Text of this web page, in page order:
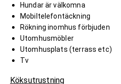
Hundar är välkomna
Mobiltelefontäckning
Rökning inomhus förbjuden
Utomhusmöbler
Utomhusplats (terrass etc)
Tv
Köksutrustning